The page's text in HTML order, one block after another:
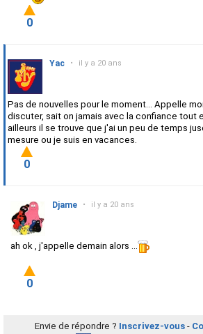
0
Yac • il y a 20 ans
Pas de nouvelles pour le moment... Appelle
discuter, sait on jamais avec la confiance tout
ailleurs il se trouve que j'ai un peu de temps
mesure ou je suis en vacances.
0
Djame • il y a 20 ans
ah ok , j'appelle demain alors ...
0
Envie de répondre ? Inscrivez-vous-